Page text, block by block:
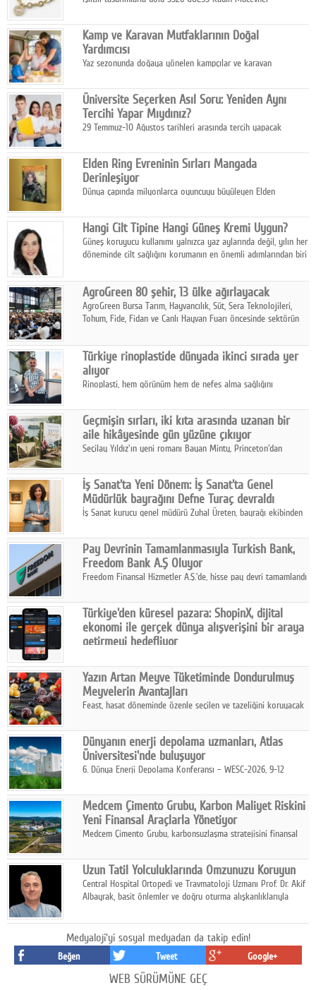
dokunuşunu taşıyor.
Kamp ve Karavan Mutfaklarının Doğal
Yardımcısı
Yaz sezonunda doğaya yönelen kampçılar ve karavan
temizlik sağlayan, çevreye duyarlı bitkisel içerikli ürünleri tercih
ediyor.
Üniversite Seçerken Asıl Soru: Yeniden Aynı
Tercihi Yapar Mıydınız?
29 Temmuz-10 Ağustos tarihleri arasında tercih yapacak
Elden Ring Evreninin Sırları Mangada
Derinleşiyor
Dünya çapında milyonlarca oyuncuyu büyüleyen Elden
aksiyonu ve karanlık fantastik atmosferi bir araya getirmeyi
sürdürüyor.
Hangi Cilt Tipine Hangi Güneş Kremi Uygun?
Güneş koruyucu kullanımı yalnızca yaz aylarında değil, yılın her
döneminde cilt sağlığını korumanın en önemli adımlarından biri
AgroGreen 80 şehir, 13 ülke ağırlayacak
AgroGreen Bursa Tarım, Hayvancılık, Süt, Sera Teknolojileri,
Tohum, Fide, Fidan ve Canlı Hayvan Fuarı öncesinde sektörün
Türkiye rinoplastide dünyada ikinci sırada yer
alıyor
Rinoplasti, hem görünüm hem de nefes alma sağlığını
biri konumunda.
Geçmişin sırları, iki kıta arasında uzanan bir
aile hikâyesinde gün yüzüne çıkıyor
Seçilay Yıldız'ın yeni romanı Bayan Minty, Princeton'dan
katmanlı bir aile hikâyesi anlatıyor.
İş Sanat'ta Yeni Dönem: İş Sanat'ta Genel
Müdürlük bayrağını Defne Turaç devraldı
İş Sanat kurucu genel müdürü Zuhal Üreten, bayrağı ekibinden
Pay Devrinin Tamamlanmasıyla Turkish Bank,
Freedom Bank A.Ş Oluyor
Freedom Finansal Hizmetler A.Ş.'de, hisse pay devri tamamlandı
Turkish Bank'ın ticaret unvanının “Freedom Bank A.Ş.” olmasına
karar verildi.
Türkiye'den küresel pazara: ShopinX, dijital
ekonomi ile gerçek dünya alışverişini bir araya
getirmeyi hedefliyor
ekonomi ile gerçek dünya alışveriş deneyimi arasında köprü
kurmayı hedefleyen vizyonuyla uluslararası pazarlara açılıyor.
Yazın Artan Meyve Tüketiminde Dondurulmuş
Meyvelerin Avantajları
Feast, hasat döneminde özenle seçilen ve tazeliğini koruyacak
pratik, güvenilir ve lezzetli bir alternatif sunuyor.
Dünyanın enerji depolama uzmanları, Atlas
Üniversitesi'nde buluşuyor
6. Dünya Enerji Depolama Konferansı – WESC-2026, 9-12
sahipliğinde gerçekleştirilecek.
Medcem Çimento Grubu, Karbon Maliyet Riskini
Yeni Finansal Araçlarla Yönetiyor
Medcem Çimento Grubu, karbonsuzlaşma stratejisini finansal
Uzun Tatil Yolculuklarında Omzunuzu Koruyun
Central Hospital Ortopedi ve Travmatoloji Uzmanı Prof. Dr. Akif
Albayrak, basit önlemler ve doğru oturma alışkanlıklarıyla
Medyaloji'yi sosyal medyadan da takip edin!
Beğen Tweet Google+
WEB SÜRÜMÜNE GEÇ